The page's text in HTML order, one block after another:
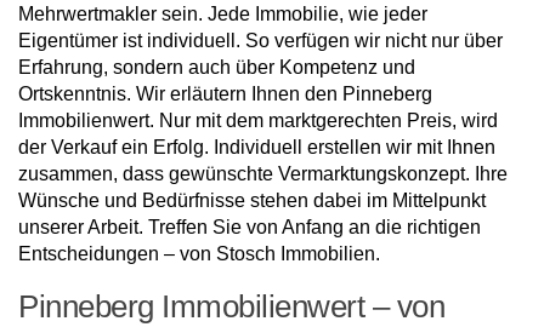
Mehrwertmakler sein. Jede Immobilie, wie jeder
Eigentümer ist individuell. So verfügen wir nicht nur über
Erfahrung, sondern auch über Kompetenz und
Ortskenntnis. Wir erläutern Ihnen den Pinneberg
Immobilienwert. Nur mit dem marktgerechten Preis, wird
der Verkauf ein Erfolg. Individuell erstellen wir mit Ihnen
zusammen, dass gewünschte Vermarktungskonzept. Ihre
Wünsche und Bedürfnisse stehen dabei im Mittelpunkt
unserer Arbeit. Treffen Sie von Anfang an die richtigen
Entscheidungen – von Stosch Immobilien.
Pinneberg Immobilienwert – von